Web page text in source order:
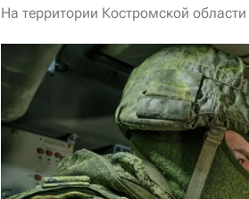
На территории Костромской